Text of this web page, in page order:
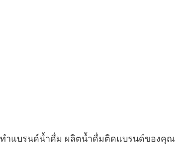
ำแบรนด์น้ำดื่ม ผลิตน้ำดื่มติดแบรนด์ของคุณ